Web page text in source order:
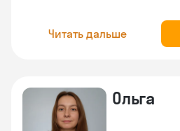
Читать дальше
Ольга